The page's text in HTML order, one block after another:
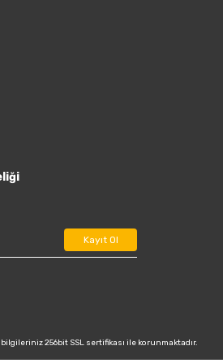
Kayıt Ol
256bit SSL sertifikası ile korunmaktadır.